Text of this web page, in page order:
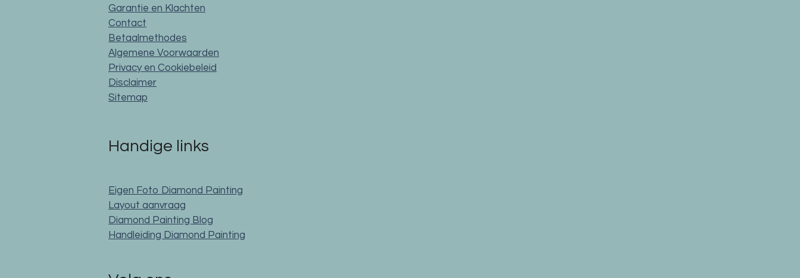
Garantie en Klachten
Contact
Betaalmethodes
Algemene Voorwaarden
Privacy en Cookiebeleid
Disclaimer
Sitemap
Handige links
Eigen Foto Diamond Painting
Layout aanvraag
Diamond Painting Blog
Handleiding Diamond Painting